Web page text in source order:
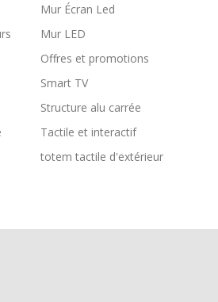
Mur Écran Led
Mur LED
Offres et promotions
Smart TV
Structure alu carrée
Tactile et interactif
totem tactile d'extérieur